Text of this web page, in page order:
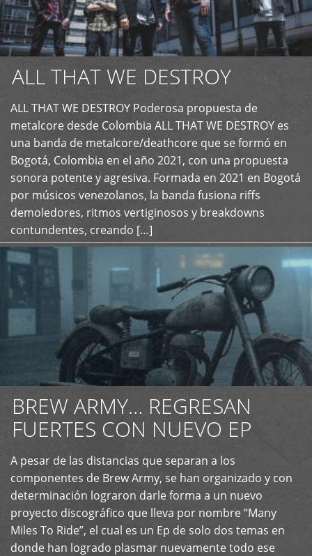
ALL THAT WE DESTROY
ALL THAT WE DESTROY Poderosa propuesta de
metalcore desde Colombia ALL THAT WE DESTROY es
una banda de metalcore/deathcore que se formó en
Bogotá, Colombia en el año 2021, con una propuesta
sonora potente y agresiva. Formada en 2021 en Bogotá
por músicos venezolanos, la banda fusiona riffs
demoledores, ritmos vertiginosos y breakdowns
contundentes, creando […]
+
BREW ARMY… REGRESAN
FUERTES CON NUEVO EP
A pesar de las distancias que separan a los
componentes de Brew Army, se han organizado y con
determinación lograron darle forma a un nuevo
proyecto discográfico que lleva por nombre “Many
Miles To Ride”, el cual es un Ep de solo dos temas en
donde han logrado plasmar nuevamente todo ese
+